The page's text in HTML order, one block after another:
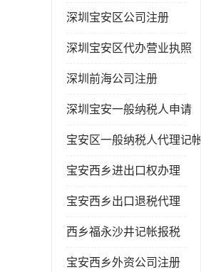
深圳宝安区公司注册
深圳宝安区代办营业执照
深圳前海公司注册
深圳宝安一般纳税人申请
宝安区一般纳税人代理记帐
宝安西乡进出口权办理
宝安西乡出口退税代理
西乡福永沙井记帐报税
宝安西乡外资公司注册